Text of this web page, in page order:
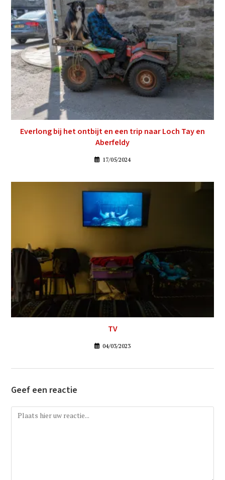
Everlong bij het ontbijt en een trip naar Loch Tay en
Aberfeldy
17/05/2024
TV
04/03/2023
Geef een reactie
Reactie